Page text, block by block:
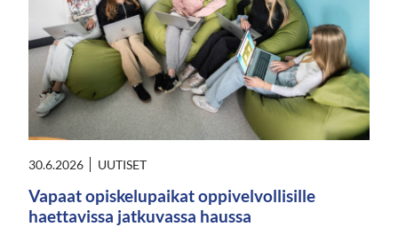
30.6.2026 UUTISET
Vapaat opiskelupaikat oppivelvollisille
haettavissa jatkuvassa haussa